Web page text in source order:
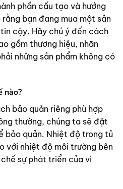
phần cấu tạo và hướng
bạn đang mua một sản
cậy. Hãy chú ý đến cách
gồm thương hiệu, nhãn
những sản phẩm không có
nào?
bảo quản riêng phù hợp
thường, chúng ta sẽ đặt
bảo quản. Nhiệt độ trong tủ
với nhiệt độ môi trường bên
sự phát triển của vi